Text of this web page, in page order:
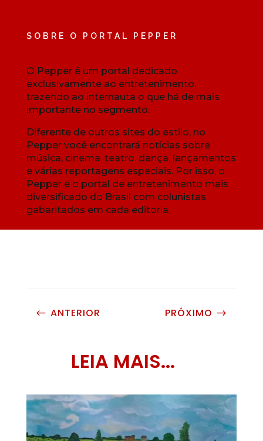
SOBRE O PORTAL PEPPER
O Pepper é um portal dedicado
exclusivamente ao entretenimento,
trazendo ao internauta o que há de mais
importante no segmento.
Diferente de outros sites do estilo, no
Pepper você encontrará notícias sobre
música, cinema, teatro, dança, lançamentos
e várias reportagens especiais. Por isso, o
Pepper é o portal de entretenimento mais
diversificado do Brasil com colunistas
gabaritados em cada editoria.
# ANTERIOR PRÓXIMO $
LEIA MAIS...